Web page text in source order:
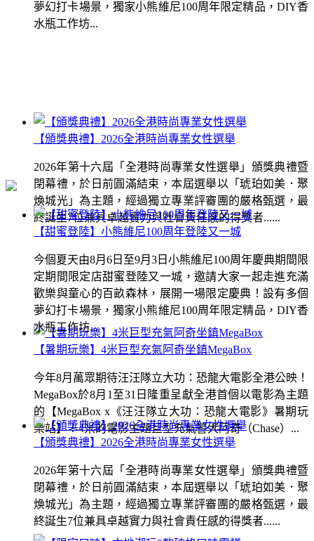
夢幻打卡場景，獨家小熊維尼100周年限定精品，DIY香
水瓶工作坊...
【頒獎典禮】2026全港時尚專業女性選舉
2026年第十六屆「全港時尚專業女性選舉」頒獎典禮暨
閉幕禮，於日前圓滿結束，本屆選舉以「琥珀如美．聚
煥城光」為主題，經過獨立專業評審團的嚴格甄選，最
終誕生7位兼具卓越實力與社會責任感的得獎者......
【暑期玩樂】4米巨型充氣阿奇坐鎮MegaBox
今年8月萬眾期待汪汪隊立大功：恐龍大電影全港公映！
MegaBox於8月1至31日隆重呈獻全港首個以電影為主題
的【MegaBox x《汪汪隊立大功：恐龍大電影》暑期玩
樂站】！4米的電影主題巨型充氣警犬阿奇（Chase）...
【甜蜜登陸】小熊維尼100周年登陸又一城
今個夏天由8月6日至9月3日小熊維尼100周年慶典期間限
定期間限定店甜蜜登陸又一城，邀請大家一起走進充滿
歡樂與童心的百畝森林，展開一場限定慶典！設有多個
夢幻打卡場景，獨家小熊維尼100周年限定精品，DIY香
水瓶工作坊...
【頒獎典禮】2026全港時尚專業女性選舉
2026年第十六屆「全港時尚專業女性選舉」頒獎典禮暨
閉幕禮，於日前圓滿結束，本屆選舉以「琥珀如美．聚
煥城光」為主題，經過獨立專業評審團的嚴格甄選，最
終誕生7位兼具卓越實力與社會責任感的得獎者......